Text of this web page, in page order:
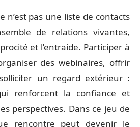
n’est pas une liste de contacts
de relations vivantes,
et l’entraide. Participer à
des webinaires, offrir
un regard extérieur :
renforcent la confiance et
perspectives. Dans ce jeu de
rencontre peut devenir le